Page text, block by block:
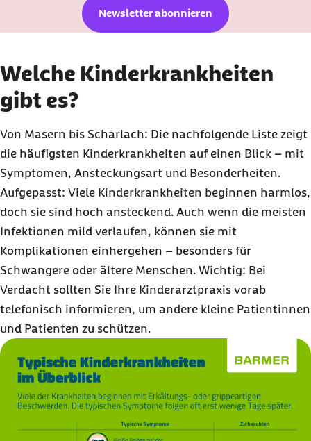
Newsletter abonnieren
Welche Kinderkrankheiten
gibt es?
Von Masern bis Scharlach: Die nachfolgende Liste zeigt
die häufigsten Kinderkrankheiten auf einen Blick – mit
Symptomen, Ansteckungsart und Besonderheiten.
Aufgepasst: Viele Kinderkrankheiten beginnen harmlos,
doch sie sind hoch ansteckend. Auch wenn die meisten
Infektionen mild verlaufen, können sie mit
Komplikationen einhergehen – besonders für
Schwangere oder ältere Menschen. Wichtig: Bei
Verdacht sollten Sie Ihre Kinderarztpraxis vorab
telefonisch informieren, um andere kleine Patientinnen
und Patienten zu schützen.